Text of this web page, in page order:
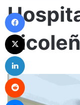
Facebook
X
Messenger